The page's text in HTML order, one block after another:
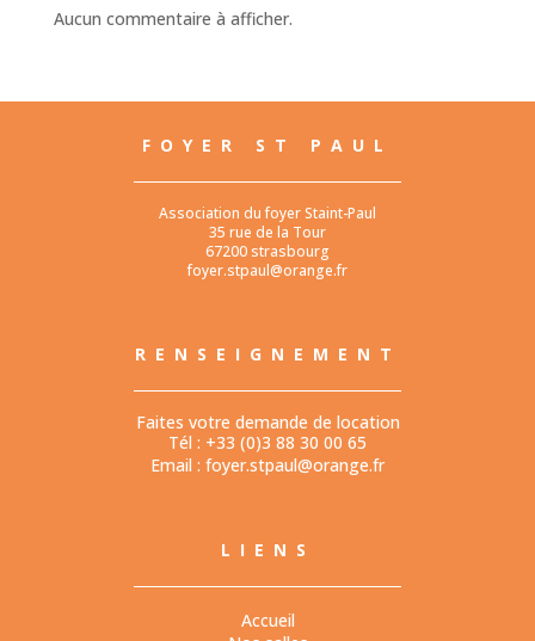
Aucun commentaire à afficher.
FOYER ST PAUL
Association du foyer Staint-Paul
35 rue de la Tour
67200 strasbourg
foyer.stpaul@orange.fr
RENSEIGNEMENT
Faites votre demande de location
Tél : +33 (0)3 88 30 00 65
Email : foyer.stpaul@orange.fr
LIENS
Accueil